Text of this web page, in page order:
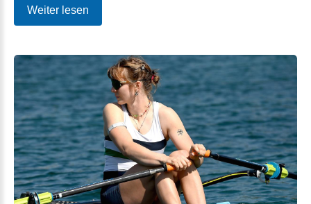
Weiter lesen